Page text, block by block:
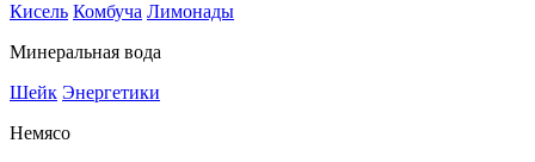
Кисель Комбуча Лимонады
Минеральная вода
Шейк Энергетики
Немясо